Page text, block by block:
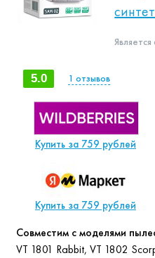
5.0 1 отзывов
Купить за 759 рублей
Купить за 759 рублей
Совместим с моделями
VT 1801 Rabbit, VT 1802